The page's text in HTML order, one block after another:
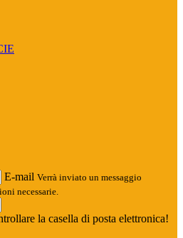
E-mail Verrà inviato un messaggio
necessarie.
la casella di posta elettronica!